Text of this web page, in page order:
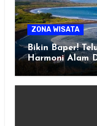
ZONA WISATA
Bikin Baper!
Harmoni Alam
Selatan Jawa